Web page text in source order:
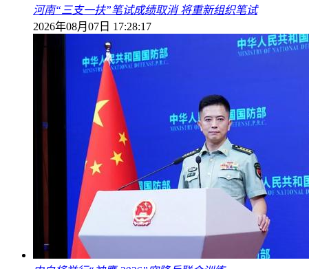
河南“三支一扶”笔试成绩取消 将重新组织笔试
2026年08月07日 17:28:17